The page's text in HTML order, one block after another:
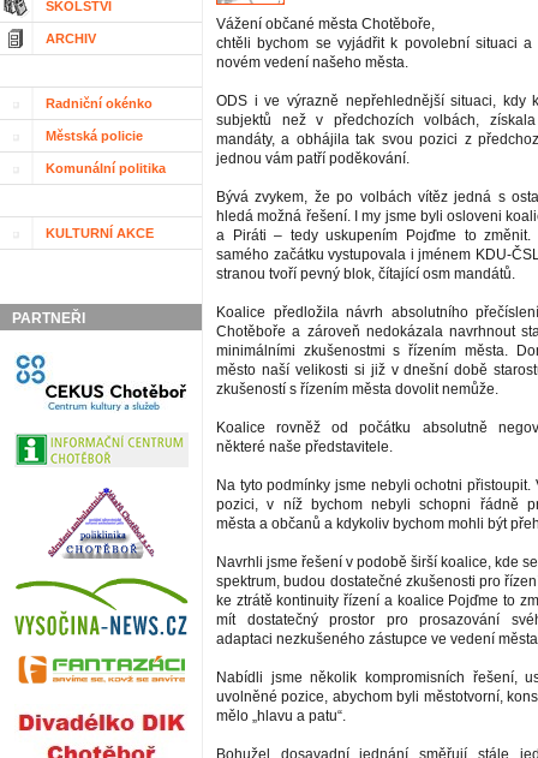
ŠKOLSTVÍ
ARCHIV
Radniční okénko
Městská policie
Komunální politika
KULTURNÍ AKCE
PARTNEŘI
Vážení občané města Chotěboře,
chtěli bychom se vyjádřit k povolební situaci
novém vedení našeho města.
ODS i ve výrazně nepřehlednější situaci, kdy
subjektů než v předchozích volbách,
mandáty, a obhájila tak svou pozici z
jednou vám patří poděkování.
Bývá zvykem, že po volbách vítěz jedná s
hledá možná řešení. I my jsme byli osloveni
a Piráti – tedy uskupením Pojďme to změnit.
samého začátku vystupovala i jménem KDU-
stranou tvoří pevný blok, čítající osm mandátů.
Koalice předložila návrh absolutního
Chotěboře a zároveň nedokázala navrhnout
minimálními zkušenostmi s řízením města.
město naší velikosti si již v dnešní době
zkušeností s řízením města dovolit nemůže.
Koalice rovněž od počátku absolutně
některé naše představitele.
Na tyto podmínky jsme nebyli ochotni přistoupit.
pozici, v níž bychom nebyli schopni řádně
města a občanů a kdykoliv bychom mohli být
Navrhli jsme řešení v podobě širší koalice, kde
spektrum, budou dostatečné zkušenosti pro
ke ztrátě kontinuity řízení a koalice Pojďme to
mít dostatečný prostor pro prosazování
adaptaci nezkušeného zástupce ve vedení
Nabídli jsme několik kompromisních řešení,
uvolněné pozice, abychom byli městotvorní,
mělo „hlavu a patu“.
Bohužel dosavadní jednání směřují stále